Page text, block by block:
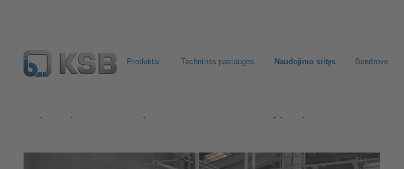
Produktai Techninės paslaugos Naudojimo sritys Bendrovė